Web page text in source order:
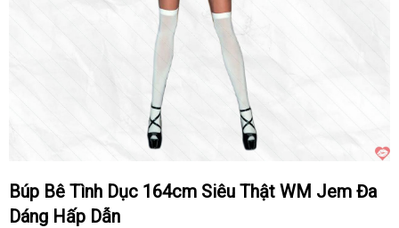
Búp Bê Tình Dục 164cm Siêu Thật WM Jem Đa
Dáng Hấp Dẫn